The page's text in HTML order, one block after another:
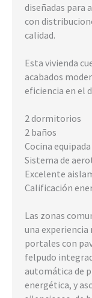
diseñadas para
con
calidad.
Esta vivienda
acabados
eficiencia en el
2 dormitorios
2 baños
Cocina
Sistema de
Excelente
Calificación
Las zonas
una
portales con
felpudo
automática de
energética, y